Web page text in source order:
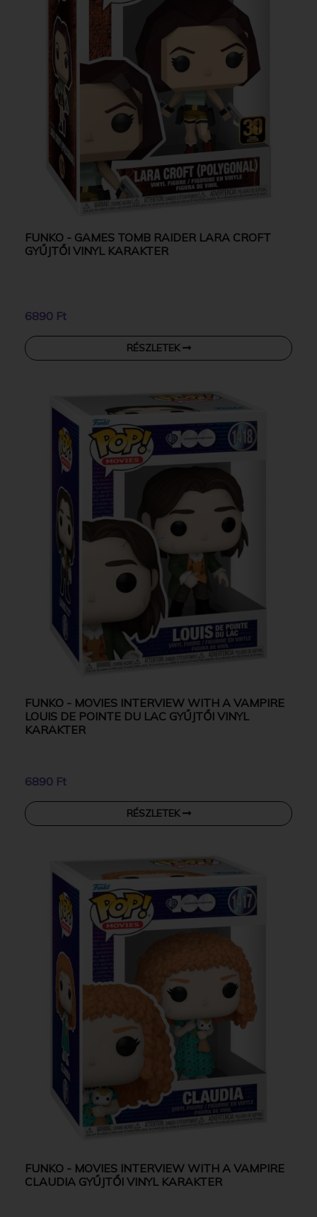
FUNKO - GAMES TOMB RAIDER LARA CROFT
GYŰJTŐI VINYL KARAKTER
6890 Ft
RÉSZLETEK
FUNKO - MOVIES INTERVIEW WITH A VAMPIRE
LOUIS DE POINTE DU LAC GYŰJTŐI VINYL
KARAKTER
6890 Ft
RÉSZLETEK
FUNKO - MOVIES INTERVIEW WITH A VAMPIRE
CLAUDIA GYŰJTŐI VINYL KARAKTER